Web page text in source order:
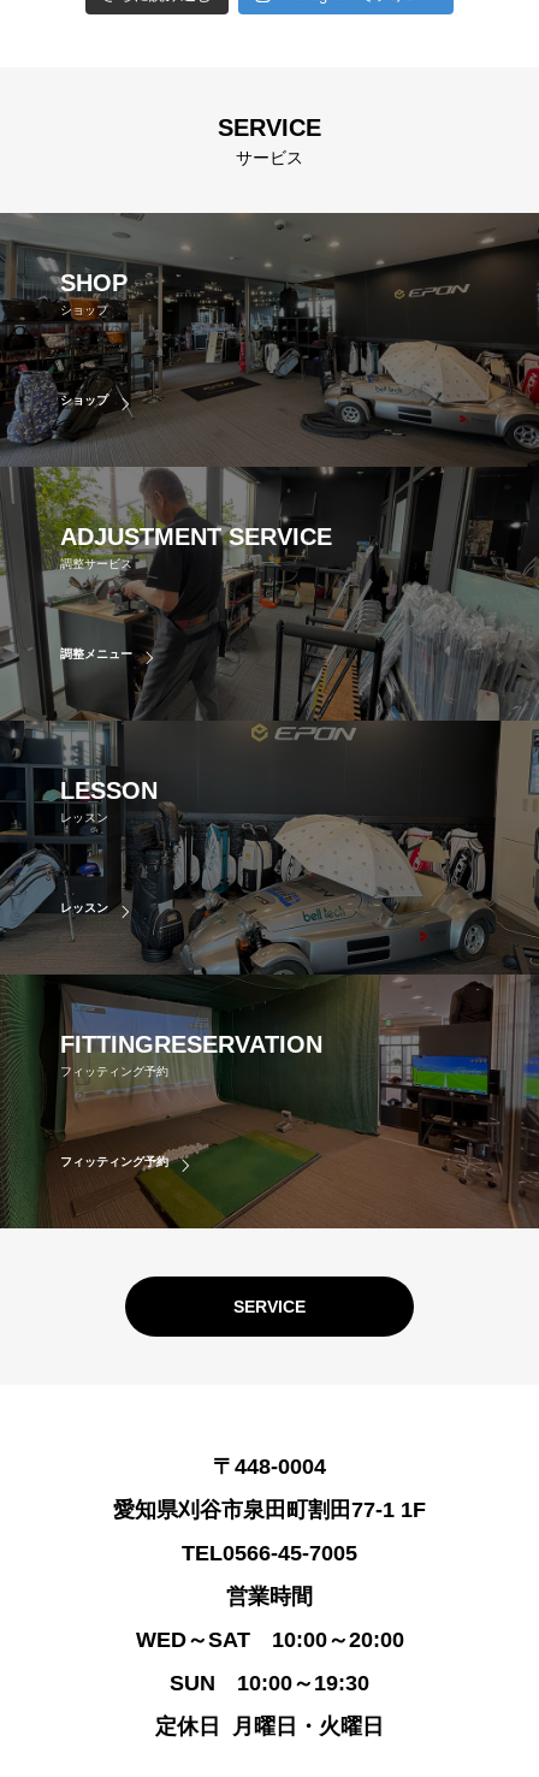
SERVICE
サービス
SHOP
ショップ
ショップ
ADJUSTMENTSERVICE
調整サービス
調整メニュー
LESSON
レッスン
レッスン
FITTINGRESERVATION
フィッティング予約
フィッティング予約
SERVICE
〒448-0004
愛知県刈谷市泉田町割田77-1 1F
TEL0566-45-7005
営業時間
WED～SAT 10:00～20:00
SUN 10:00～19:30
定休日 月曜日・火曜日